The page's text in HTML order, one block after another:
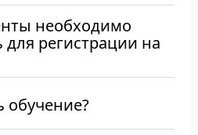
необходимо
для регистрации на
обучение?